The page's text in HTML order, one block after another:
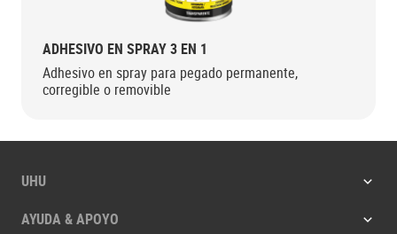
ADHESIVO EN SPRAY 3 EN 1
Adhesivo en spray para pegado permanente,
corregible o removible
UHU
AYUDA & APOYO